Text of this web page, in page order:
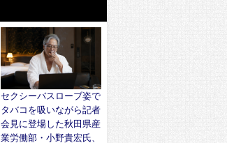
セクシーバスローブ姿で
タバコを吸いながら記者
会見に登場した秋田県産
業労働部・小野貴宏氏、